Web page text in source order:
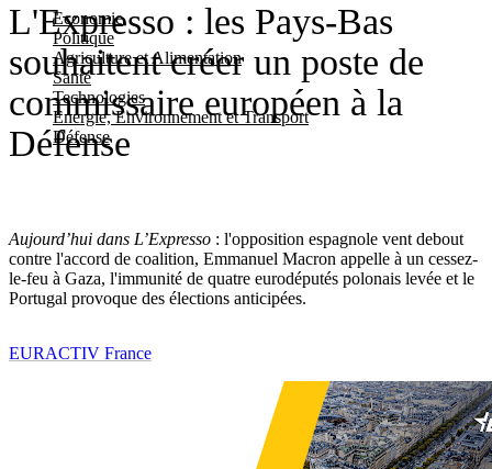
Economie
Politique
Agriculture et Alimentation
Santé
Technologies
Energie, Environnement et Transport
Défense
L'Expresso : les Pays-Bas
souhaitent créer un poste de
commissaire européen à la
Défense
Aujourd’hui dans L’Expresso : l'opposition espagnole vent debout
contre l'accord de coalition, Emmanuel Macron appelle à un cessez-
le-feu à Gaza, l'immunité de quatre eurodéputés polonais levée et le
Portugal provoque des élections anticipées.
EURACTIV France